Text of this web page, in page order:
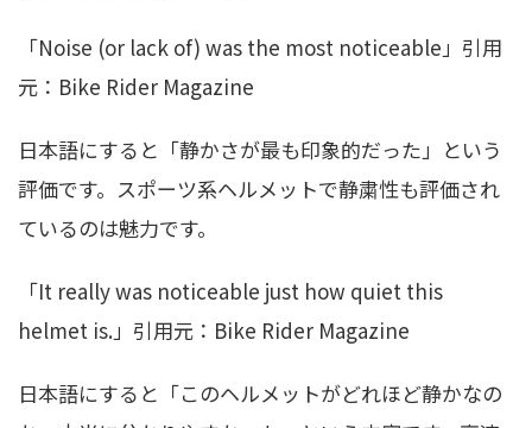
「Noise (or lack of) was the most noticeable」引用
元：Bike Rider Magazine
日本語にすると「静かさが最も印象的だった」という
評価です。スポーツ系ヘルメットで静粛性も評価され
ているのは魅力です。
「It really was noticeable just how quiet this
helmet is.」引用元：Bike Rider Magazine
日本語にすると「このヘルメットがどれほど静かなの